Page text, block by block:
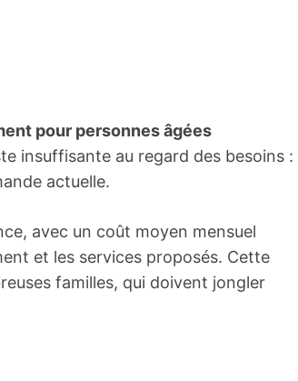
pour personnes âgées
insuffisante au regard des besoins :
actuelle.
avec un coût moyen mensuel
et les services proposés. Cette
familles, qui doivent jongler